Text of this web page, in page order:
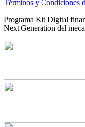
Términos y Condiciones
Programa Kit Digital
Next Generation del